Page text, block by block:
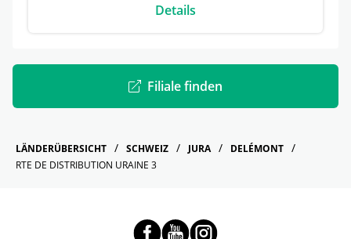
Details
Filiale finden
LÄNDERÜBERSICHT SCHWEIZ JURA
DELÉMONT
RTE DE DISTRIBUTION URAINE 3